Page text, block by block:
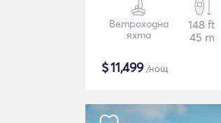
Ветроходна
яхта
148 ft
45 m
$11,499/нощ